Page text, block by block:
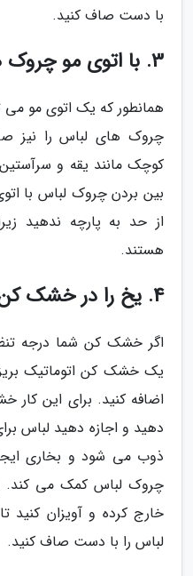
با دست صاف کنید.
3. با اتوی مو چروک ها را صاف کنید
همانطور که یک اتوی مو می
چروک های لباس را نیز
کوچک مانند یقه و سرآستین
بین بردن چروک لباس با
از حد به پارچه ندهید
هستند.
4. یخ را در خشک کن لباسشویی بریزید
اگر خشک کن شما درجه
یک خشک کن اتوماتیک
اضافه کنید. برای این کار
دهید و اجازه دهید لباس
ذوب می شود و بخاری
چروک لباس کمک می کند.
خارج کرده و آویزان
لباس را با دست صاف کنید.